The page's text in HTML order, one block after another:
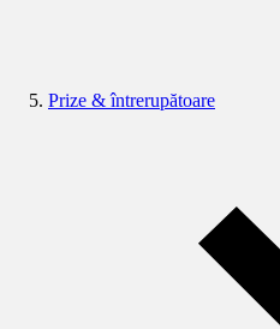
Prize & întrerupătoare